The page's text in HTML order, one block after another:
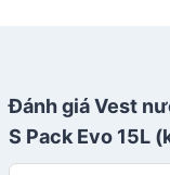
Đánh giá Vest
S Pack Evo 15L